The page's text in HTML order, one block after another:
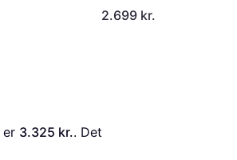
2.699 kr.
er 3.325 kr.. Det